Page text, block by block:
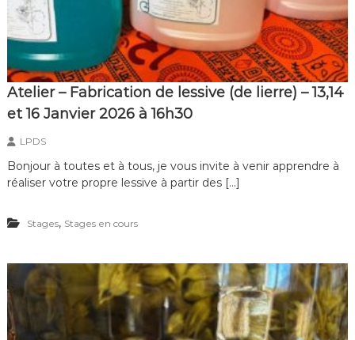
Atelier – Fabrication de lessive (de lierre) – 13,14
et 16 Janvier 2026 à 16h30
LPDS
Bonjour à toutes et à tous, je vous invite à venir apprendre à
réaliser votre propre lessive à partir des […]
Stages, Stages en cours